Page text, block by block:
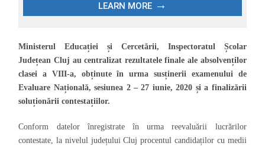
Ministerul Educației și Cercetării, Inspectoratul Școlar
Județean Cluj au centralizat rezultatele finale ale absolvenților
clasei a VIII-a, obținute în urma susținerii examenului de
Evaluare Națională, sesiunea 2 – 27 iunie, 2020 și a finalizării
soluționării contestațiilor.
Conform datelor înregistrate în urma reevaluării lucrărilor
contestate, la nivelul județului Cluj procentul candidaților cu medii